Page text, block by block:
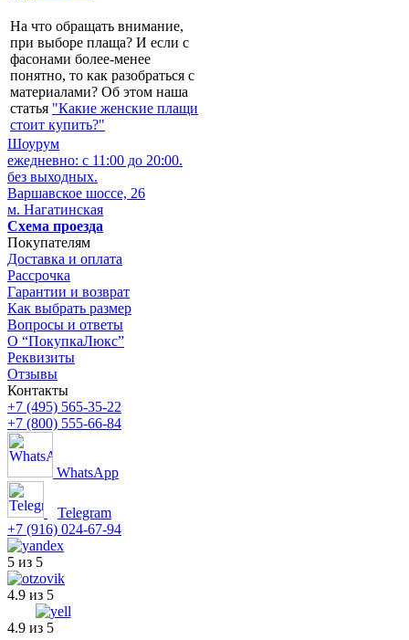
На что обращать внимание,
при выборе плаща? И если с
фасонами более-менее
понятно, то как разобраться с
материалами? Об этом наша
статья "Какие женские плащи
стоит купить?"
Шоурум
ежедневно: с 11:00 до 20:00.
без выходных.
Варшавское шоссе, 26
м. Нагатинская
Схема проезда
Покупателям
Доставка и оплата
Рассрочка
Гарантии и возврат
Как выбрать размер
Вопросы и ответы
О “ПокупкаЛюкс”
Реквизиты
Отзывы
Контакты
+7 (495) 565-35-22
+7 (800) 555-66-84
WhatsApp
Telegram
+7 (916) 024-67-94
5 из 5
4.9 из 5
4.9 из 5